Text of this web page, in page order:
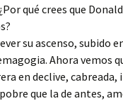
qué crees que
su ascenso, subido
Ahora vemos
en declive, cabreada,
que la de antes,